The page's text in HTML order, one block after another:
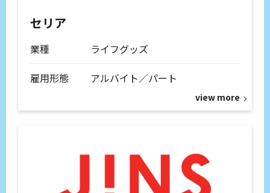
セリア
業種
ライフグッズ
雇用形態
アルバイト／パート
view more